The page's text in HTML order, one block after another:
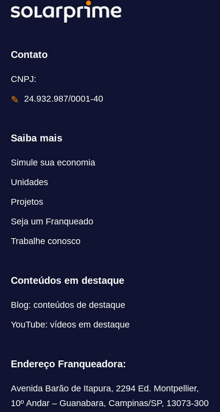
Contato
CNPJ:
✎
24.932.987/0001-40
Saiba mais
Simule sua economia
Unidades
Projetos
Seja um Franqueado
Trabalhe conosco
Conteúdos em destaque
Blog: conteúdos de destaque
YouTube: vídeos em destaque
Endereço Franqueadora:
Avenida Barão de Itapura, 2294 Ed. Montpellier,
10º Andar – Guanabara, Campinas/SP, 13073-300